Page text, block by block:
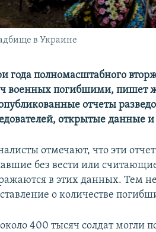
в Украине
года полномасштабного
военных погибшими, пишет
отчеты
открытые данные и
отмечают, что эти
без вести или
в этих данных. Тем
о количестве
400 тысяч солдат могли